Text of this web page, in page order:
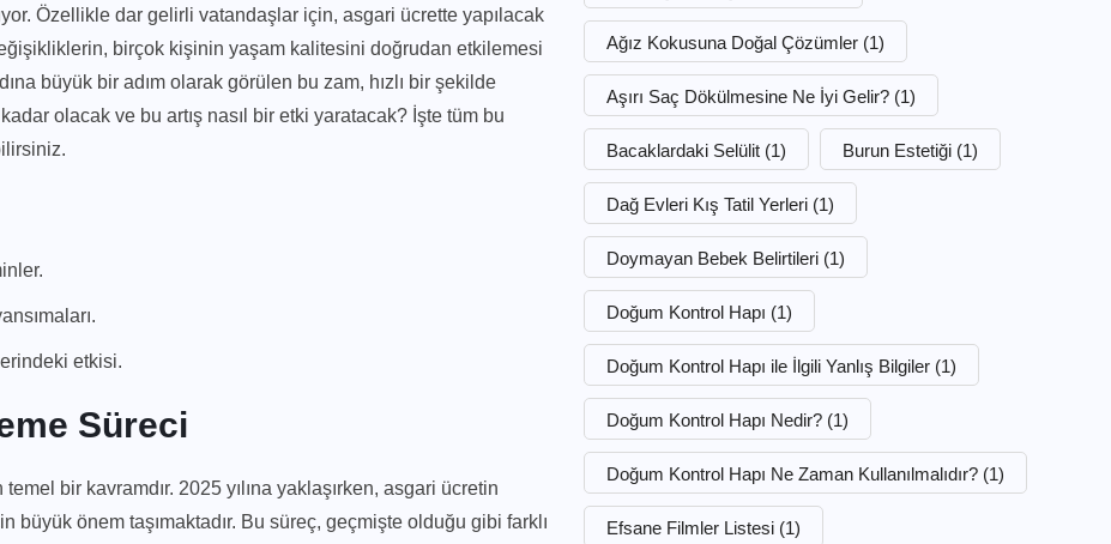
Özellikle dar gelirli vatandaşlar için, asgari ücrette yapılacak
birçok kişinin yaşam kalitesini doğrudan etkilemesi
büyük bir adım olarak görülen bu zam, hızlı bir şekilde
olacak ve bu artış nasıl bir etki yaratacak? İşte tüm bu
etkisi.
Süreci
bir kavramdır. 2025 yılına yaklaşırken, asgari ücretin
önem taşımaktadır. Bu süreç, geçmişte olduğu gibi farklı
Ağız Kokusuna Doğal Çözümler (1)
Aşırı Saç Dökülmesine Ne İyi Gelir? (1)
Bacaklardaki Selülit (1) Burun Estetiği (1)
Dağ Evleri Kış Tatil Yerleri (1)
Doymayan Bebek Belirtileri (1)
Doğum Kontrol Hapı (1)
Doğum Kontrol Hapı ile İlgili Yanlış Bilgiler (1)
Doğum Kontrol Hapı Nedir? (1)
Doğum Kontrol Hapı Ne Zaman Kullanılmalıdır? (1)
Efsane Filmler Listesi (1)